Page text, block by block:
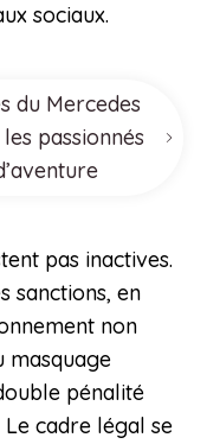
sociaux.
du Mercedes
passionnés
pas inactives.
sanctions, en
non
masquage
pénalité
cadre légal se